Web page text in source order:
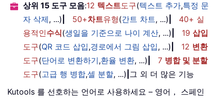
상위 15 도구 모음:12 텍스트도구(텍스트 추가,특정 문
자 삭제, ...) 50+차트유형(간트 차트, ...)
40+ 실
용적인수식(생일을 기준으로 나이 계산, ...) 19 삽입
도구(QR 코드 삽입,경로에서 그림 삽입, ...) 12 변환
도구(단어로 변환하기,환율 변환, ...) 7 병합 및 분할
도구(고급 행 병합,셀 분할, ...) 그 외 더 많은 기능
Kutools 를 선호하는 언어로 사용하세요 – 영어， 스페인